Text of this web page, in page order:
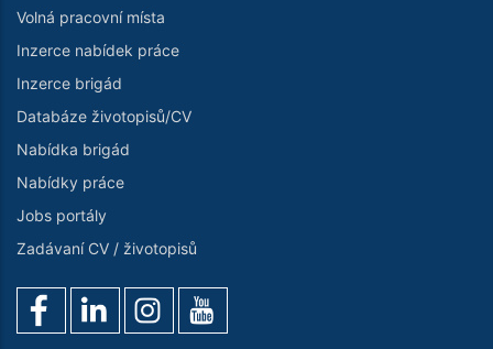
Volná pracovní místa
Inzerce nabídek práce
Inzerce brigád
Databáze životopisů/CV
Nabídka brigád
Nabídky práce
Jobs portály
Zadávaní CV / životopisů